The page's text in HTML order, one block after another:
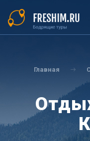
основному
содержанию
Главная